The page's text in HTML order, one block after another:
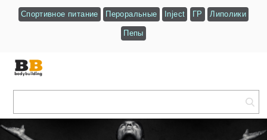
Спортивное питание Пероральные Inject ГР Липолики
Пепы